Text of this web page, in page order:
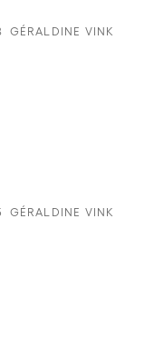
GÉRALDINE VINK
GÉRALDINE VINK